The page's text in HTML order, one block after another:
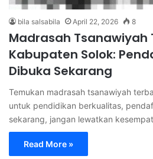
bila salsabila April 22, 2026 8
Madrasah Tsanawiyah
Kabupaten Solok:
Dibuka Sekarang
Temukan madrasah tsanawiyah
untuk pendidikan berkualitas,
sekarang, jangan lewatkan
Read More »